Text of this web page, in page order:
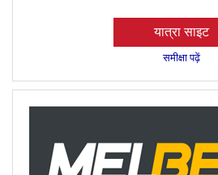
यात्रा साइट
समीक्षा पढ़ें